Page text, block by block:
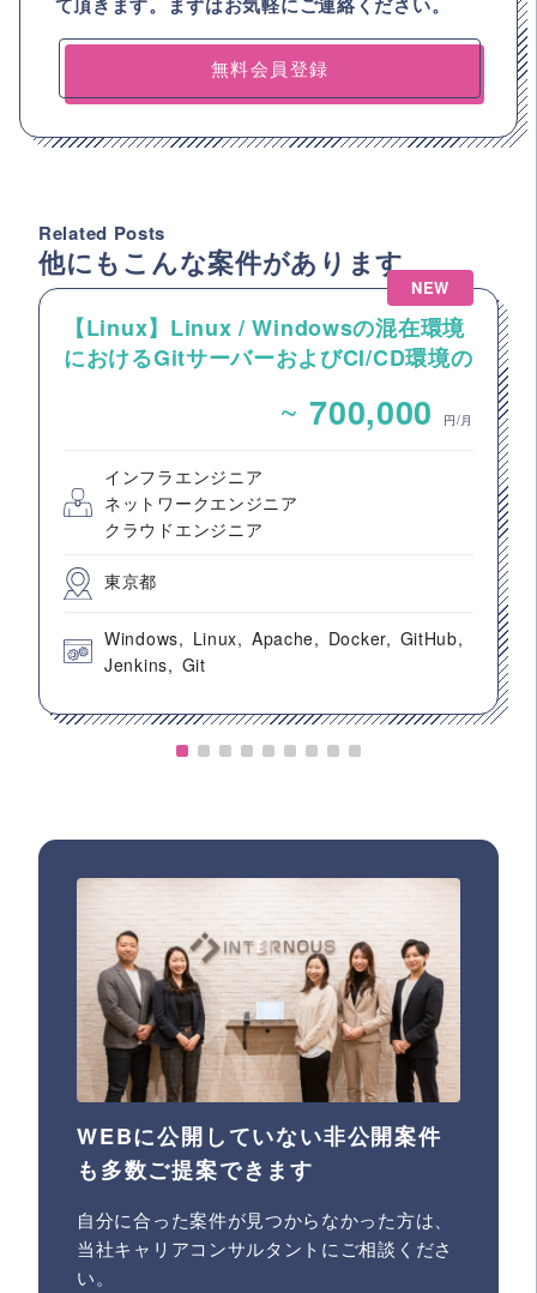
無料会員登録
Related Posts
他にもこんな案件があります
NEW
【Linux】Linux / Windowsの混在環境
におけるGitサーバーおよびCI/CD環境の
~ 700,000 円/月
インフラエンジニア
ネットワークエンジニア
クラウドエンジニア
東京都
Windows Linux Apache Docker
GitHub
Jenkins
Git
WEBに公開していない非公開案件
も多数ご提案できます
自分に合った案件が見つからなかった方は、
当社キャリアコンサルタントにご相談くださ
い。